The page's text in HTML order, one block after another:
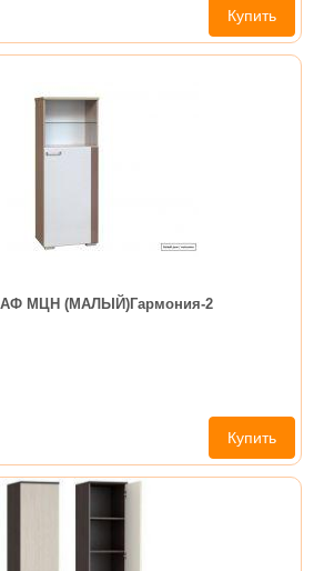
Купить
МЦН (МАЛЫЙ)Гармония-2
Купить